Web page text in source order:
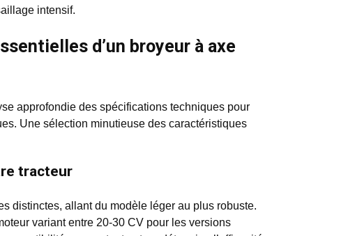
intensif.
d’un broyeur à axe
approfondie des spécifications techniques pour
Une sélection minutieuse des caractéristiques
tracteur
distinctes, allant du modèle léger au plus robuste.
variant entre 20-30 CV pour les versions